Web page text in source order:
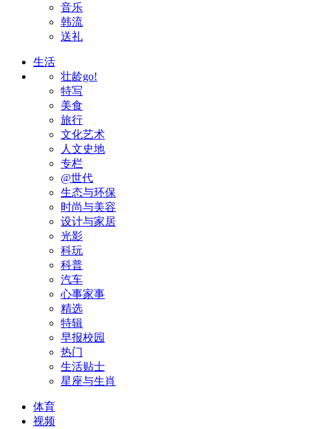
音乐
韩流
送礼
生活
壮龄go!
特写
美食
旅行
文化艺术
人文史地
专栏
@世代
生态与环保
时尚与美容
设计与家居
光影
科玩
科普
汽车
心事家事
精选
特辑
早报校园
热门
生活贴士
星座与生肖
体育
视频